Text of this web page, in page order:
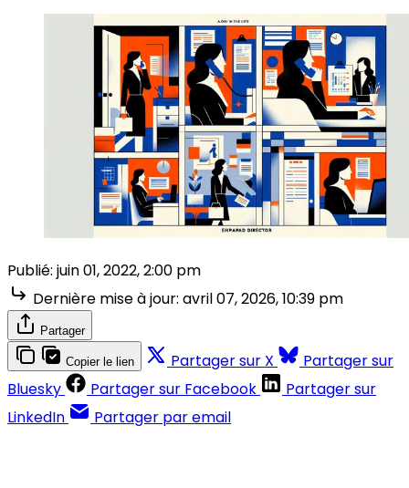
Publié: juin 01, 2022, 2:00 pm
Dernière mise à jour: avril 07, 2026, 10:39 pm
Partager
Copier le lien Partager sur X
Partager sur
Bluesky
Partager sur Facebook
Partager sur
LinkedIn
Partager par email